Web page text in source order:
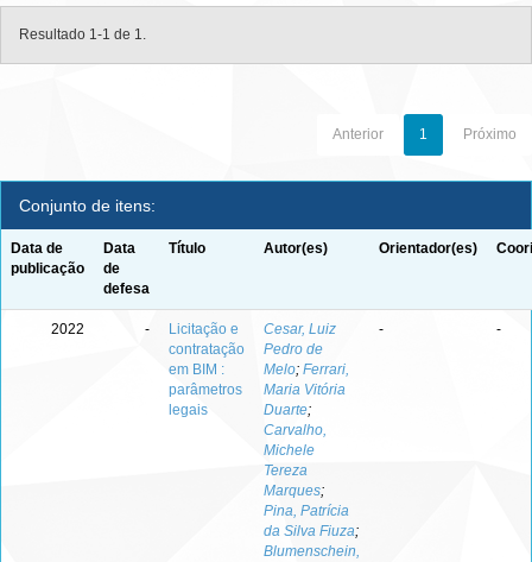
Resultado 1-1 de 1.
Anterior 1 Próximo
Conjunto de itens:
Data de
publicação
Data
de
defesa
Título Autor(es) Orientador(es)
2022 -
Licitação e
contratação
em BIM :
parâmetros
legais
Cesar, Luiz
Pedro de
Melo; Ferrari,
Maria Vitória
Duarte;
Carvalho,
Michele
Tereza
Marques;
Pina, Patrícia
da Silva Fiuza;
Blumenschein,
- -